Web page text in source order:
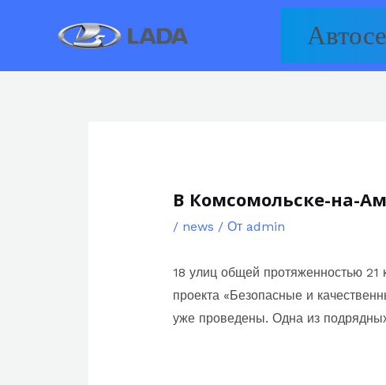
В Комсомольске-на-
/ news / От admin
18 улиц общей протяженностью
проекта «Безопасные и
уже проведены. Одна из